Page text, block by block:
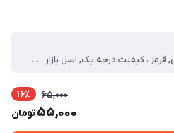
مدل:Nokia 2017130 ، رنگ:مشکی, قرمز ، کیفیت:درجه یک, اصل بازار ، سازگار:Nokia 2017130 ، درب پشت:دارد ، نوع محصول:قاب و شاسی کامل
65,000 16٪
55,000تومان